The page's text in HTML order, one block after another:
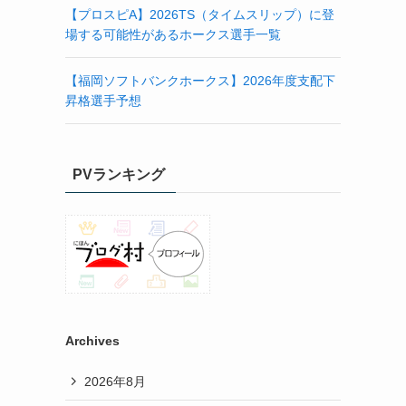
【プロスピA】2026TS（タイムスリップ）に登
場する可能性があるホークス選手一覧
【福岡ソフトバンクホークス】2026年度支配下
昇格選手予想
PVランキング
Archives
2026年8月